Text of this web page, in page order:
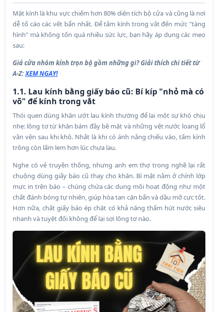
Mặt kính là khu vực chiếm hơn 80% diện tích bộ cửa và cũng là nơi
dễ tố cáo các vết bẩn nhất. Để tấm kính trong vắt đến mức "tàng
hình" mà không tốn quá nhiều sức lực, bạn hãy áp dụng các mẹo
sau:
Giá cửa nhôm kính trọn bộ gồm những gì? Giải thích chi tiết từ
A-Z:XEM NGAY!
1.1. Lau kính bằng giấy báo cũ: Bí kíp "nhỏ mà có
võ" để kính trong vắt
Thói quen dùng khăn ướt lau kính thường để lại một sự khó chịu
nhẹ: lông tơ từ khăn bám đầy bề mặt và những vệt nước loang lổ
vằn vện sau khi khô. Nhất là khi có ánh nắng chiếu vào, tấm kính
trông còn lấm lem hơn lúc chưa lau.
Nghe có vẻ truyền thống, nhưng anh em thợ trong nghề lại rất
chuộng dùng giấy báo cũ thay cho khăn. Bí mật nằm ở chính lớp
mực in trên báo – chúng chứa các dung môi hoạt động như một
chất đánh bóng tự nhiên, giúp hòa tan cặn bẩn và dầu mỡ cực tốt.
Hơn nữa, chất giấy báo ép chặt có khả năng thấm hút nước siêu
nhanh và tuyệt đối không để lại sợi lông tơ nào.